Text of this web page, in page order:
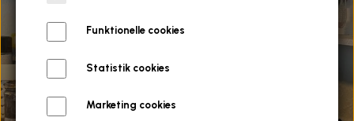
ATELIER
WERNER VON KRAGH
Funktionelle cookies
Statistik cookies
Marketing cookies